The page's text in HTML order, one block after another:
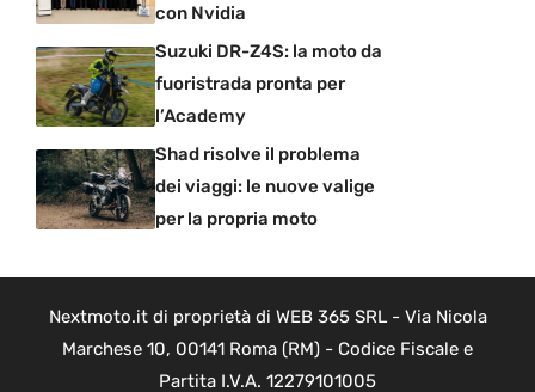
con Nvidia
Suzuki DR-Z4S: la moto da
fuoristrada pronta per
l’Academy
Shad risolve il problema
dei viaggi: le nuove valige
per la propria moto
Nextmoto.it di proprietà di WEB 365 SRL - Via Nicola
Marchese 10, 00141 Roma (RM) - Codice Fiscale e
Partita I.V.A. 12279101005